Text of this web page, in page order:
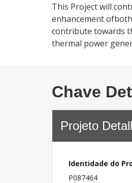
This Project will
enhancement
contribute towards
thermal power
Chave
Projeto
Identidade do
P087464